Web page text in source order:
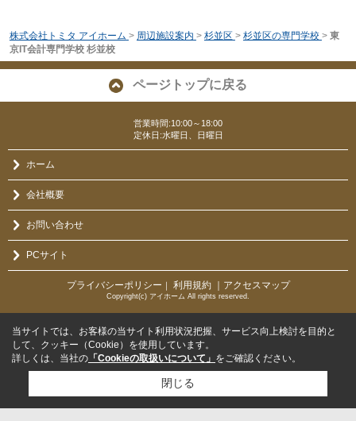
株式会社トミタ アイホーム > 周辺施設案内 > 杉並区 > 杉並区の専門学校 > 東
京IT会計専門学校 杉並校
ページトップに戻る
営業時間:10:00～18:00
定休日:水曜日、日曜日
ホーム
会社概要
お問い合わせ
PCサイト
プライバシーポリシー ｜ 利用規約 ｜アクセスマップ
Copyright(c) アイホーム All rights reserved.
当サイトでは、お客様の当サイト利用状況把握、サービス向上検討を目的と
して、クッキー（Cookie）を使用しています。
詳しくは、当社の 「Cookieの取扱いについて」 をご確認ください。
閉じる